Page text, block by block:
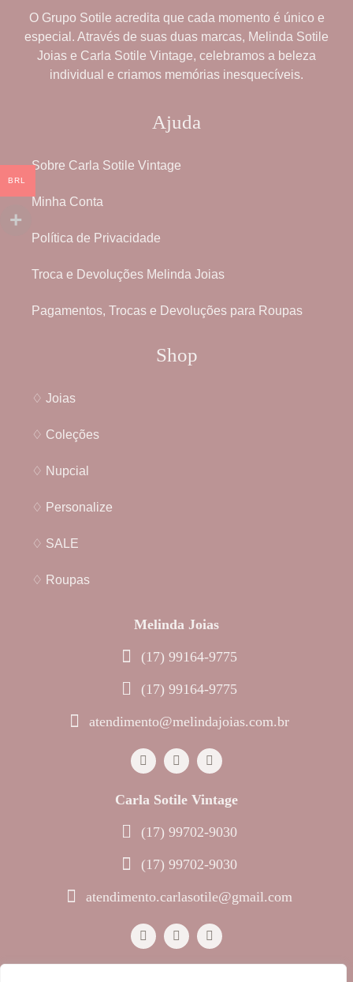
O Grupo Sotile acredita que cada momento é único e
especial. Através de suas duas marcas, Melinda Sotile
Joias e Carla Sotile Vintage, celebramos a beleza
individual e criamos memórias inesquecíveis.
Ajuda
Sobre Carla Sotile Vintage
Minha Conta
Política de Privacidade
Troca e Devoluções Melinda Joias
Pagamentos, Trocas e Devoluções para Roupas
Shop
♢ Joias
♢ Coleções
♢ Nupcial
♢ Personalize
♢ SALE
♢ Roupas
Melinda Joias
(17) 99164-9775
(17) 99164-9775
atendimento@melindajoias.com.br
Carla Sotile Vintage
(17) 99702-9030
(17) 99702-9030
atendimento.carlasotile@gmail.com
BRL